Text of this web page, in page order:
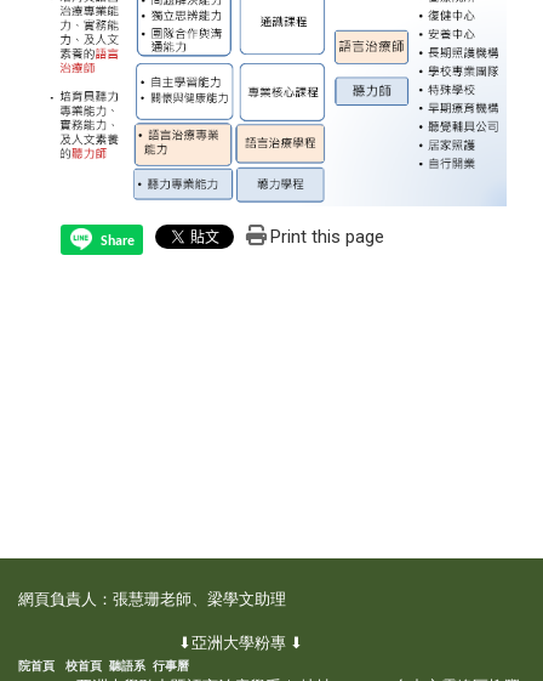
Share Print this page
網頁負責人：張慧珊老師、梁學文助理
⬇亞洲大學粉專 ⬇
院首頁 校首頁 聽語系 行事曆